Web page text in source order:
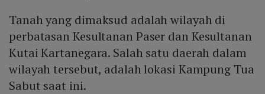
Tanah yang dimaksud adalah wilayah di
perbatasan Kesultanan Paser dan Kesultanan
Kutai Kartanegara. Salah satu daerah dalam
wilayah tersebut, adalah lokasi Kampung Tua
Sabut saat ini.